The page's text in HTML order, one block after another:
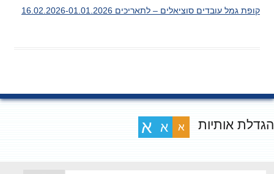
קופת גמל עובדים סוציאלים – לתאריכים 16.02.2026-01.01.2026
אותיות א א א